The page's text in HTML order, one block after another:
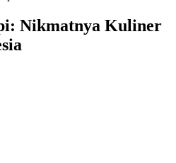
Nikmatnya Kuliner